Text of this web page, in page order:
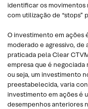
identificar os movimentos
com utilização de “stops”
O investimento em ações
moderado e agressivo,
praticada pela Clear
empresa que é negociada
ou seja, um investimento
preestabelecida, varia
investimento em ações é
desempenhos anteriores